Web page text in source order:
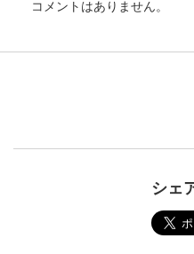
コメントはありません。
シェ